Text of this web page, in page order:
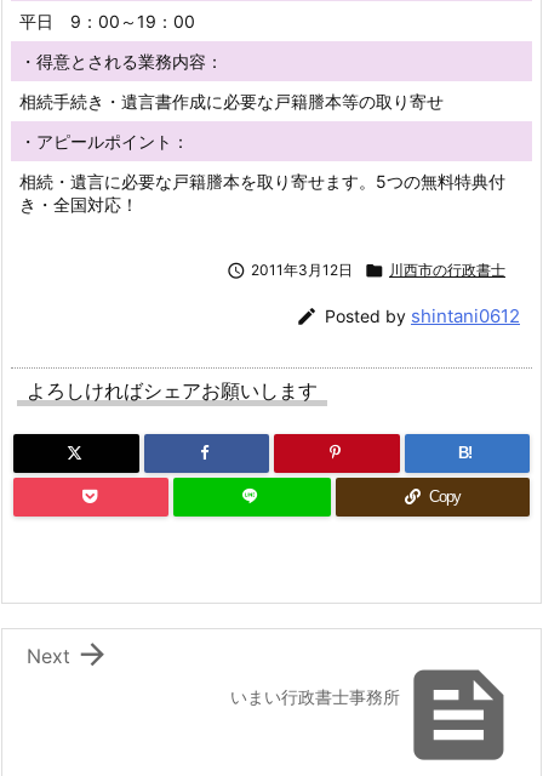
平日 9：00～19：00
・得意とされる業務内容：
相続手続き・遺言書作成に必要な戸籍謄本等の取り寄せ
・アピールポイント：
相続・遺言に必要な戸籍謄本を取り寄せます。5つの無料特典付
き・全国対応！
 2011年3月12日  川西市の行政書士
 Posted by shintani0612
よろしければシェアお願いします
B!
Copy

いまい行政書士事務所

Next